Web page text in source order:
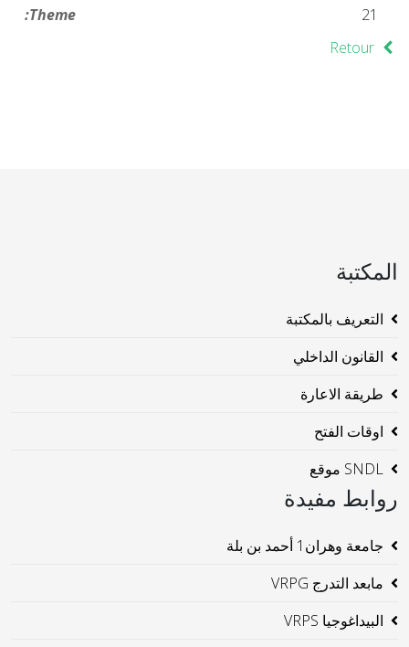
Theme:
21
Retour
المكتبة
التعريف بالمكتبة
القانون الداخلي
طريقة الاعارة
اوقات الفتح
SNDL موقع
روابط مفيدة
جامعة وهران1 أحمد بن بلة
مابعد التدرج VRPG
البيداغوجيا VRPS